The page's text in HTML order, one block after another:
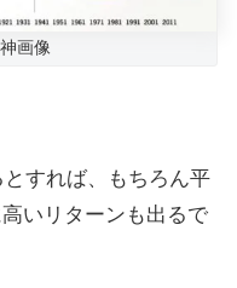
画像
すれば、もちろん平
いリターンも出るで